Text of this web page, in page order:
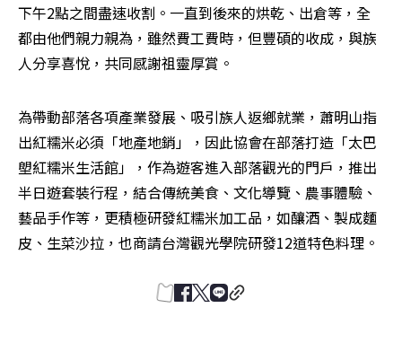
下午2點之間盡速收割。一直到後來的烘乾、出倉等，全
都由他們親力親為，雖然費工費時，但豐碩的收成，與族
人分享喜悅，共同感謝祖靈厚賞。
為帶動部落各項產業發展、吸引族人返鄉就業，蕭明山指
出紅糯米必須「地產地銷」，因此協會在部落打造「太巴
塱紅糯米生活館」，作為遊客進入部落觀光的門戶，推出
半日遊套裝行程，結合傳統美食、文化導覽、農事體驗、
藝品手作等，更積極研發紅糯米加工品，如釀酒、製成麵
皮、生菜沙拉，也商請台灣觀光學院研發12道特色料理。